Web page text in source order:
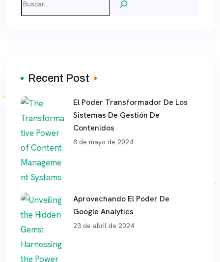
Recent Post
El Poder Transformador De Los
Sistemas De Gestión De
Contenidos
8 de mayo de 2024
Aprovechando El Poder De
Google Analytics
23 de abril de 2024